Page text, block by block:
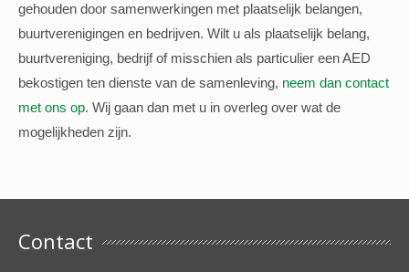
gehouden door samenwerkingen met plaatselijk belangen,
buurtverenigingen en bedrijven. Wilt u als plaatselijk belang,
buurtvereniging, bedrijf of misschien als particulier een AED
bekostigen ten dienste van de samenleving, neem dan contact
met ons op. Wij gaan dan met u in overleg over wat de
mogelijkheden zijn.
Contact